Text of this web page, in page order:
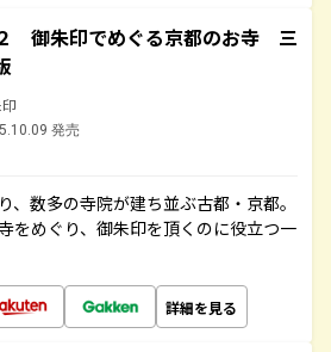
御朱印でめぐる京都のお寺 三
発売
、数多の寺院が建ち並ぶ古都・京都。
をめぐり、御朱印を頂くのに役立つ一
詳細を見る